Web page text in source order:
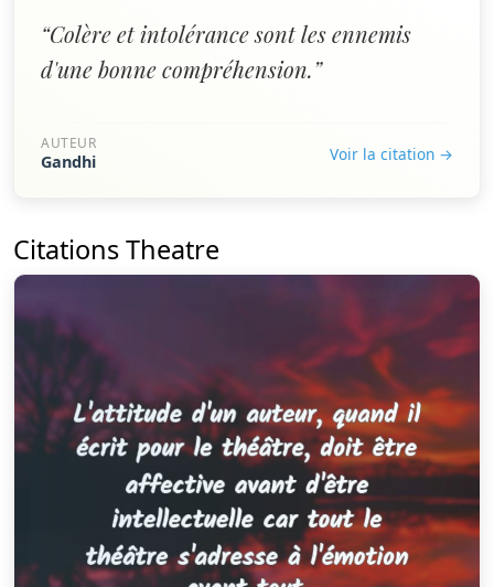
“Colère et intolérance sont les ennemis
d'une bonne compréhension.”
AUTEUR
Gandhi Voir la citation →
Citations Theatre